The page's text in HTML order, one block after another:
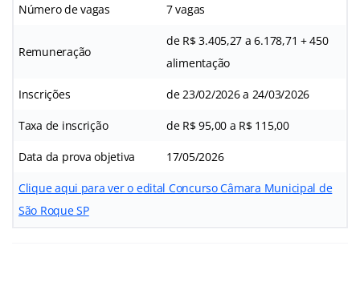
Número de vagas 7 vagas
Remuneração
de R$ 3.405,27 a 6.178,71 + 450
alimentação
Inscrições de 23/02/2026 a 24/03/2026
Taxa de inscrição de R$ 95,00 a R$ 115,00
Data da prova objetiva 17/05/2026
Clique aqui para ver o edital Concurso Câmara Municipal de
São Roque SP